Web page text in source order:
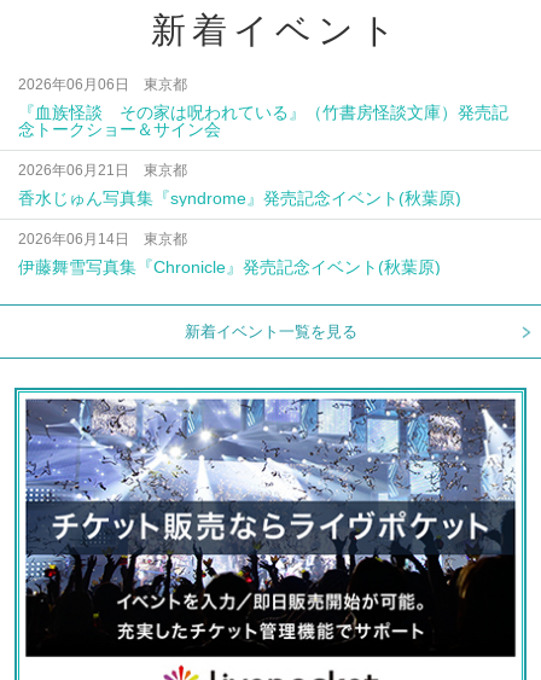
新着イベント
2026年06月06日 東京都
『血族怪談 その家は呪われている』（竹書房怪談文庫）発売記
念トークショー＆サイン会
2026年06月21日 東京都
香水じゅん写真集『syndrome』発売記念イベント(秋葉原)
2026年06月14日 東京都
伊藤舞雪写真集『Chronicle』発売記念イベント(秋葉原)
新着イベント一覧を見る